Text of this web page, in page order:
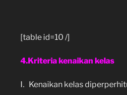
[table id=10 /]
4.Kriteria kenaikan kelas
I. Kenaikan kelas